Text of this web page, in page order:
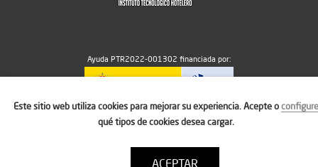
Ayuda PTR2022-001302 financiada por:
MICIU/AEI/10.13039/501100011033
Este sitio web utiliza cookies para mejorar su experiencia. Acepte oconfigure
qué tipos de cookies desea cargar.
ACEPTAR